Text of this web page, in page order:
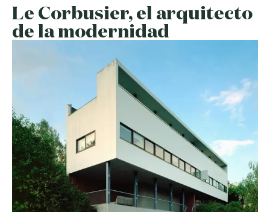
Le Corbusier, el arquitecto
de la modernidad